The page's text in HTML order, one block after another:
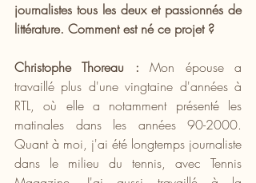
journalistes tous les deux et passionnés de
littérature. Comment est né ce projet ?
Christophe Thoreau : Mon épouse a
travaillé plus d'une vingtaine d'années à
RTL, où elle a notamment présenté les
matinales dans les années 90-2000.
Quant à moi, j'ai été longtemps journaliste
dans le milieu du tennis, avec Tennis